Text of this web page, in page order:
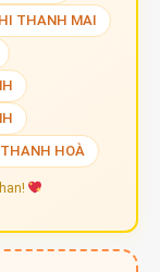
THANH MAI
HOÀ